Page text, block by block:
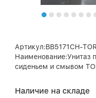
Артикул:BB5171CH-
Наименование:Унитаз
сиденьем и смывом
Наличие на складе